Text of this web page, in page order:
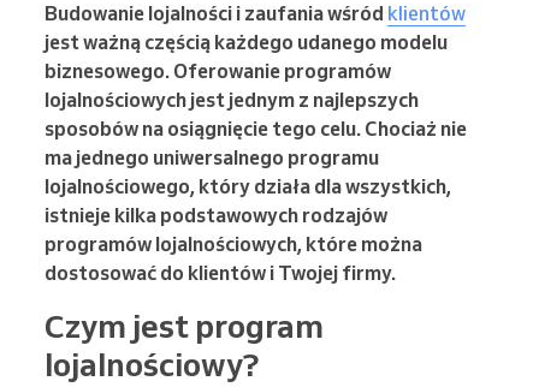
Budowanie lojalności i zaufania wśród klientów
jest ważną częścią każdego udanego modelu
biznesowego. Oferowanie programów
lojalnościowych jest jednym z najlepszych
sposobów na osiągnięcie tego celu. Chociaż nie
ma jednego uniwersalnego programu
lojalnościowego, który działa dla wszystkich,
istnieje kilka podstawowych rodzajów
programów lojalnościowych, które można
dostosować do klientów i Twojej firmy.
Czym jest program
lojalnościowy?